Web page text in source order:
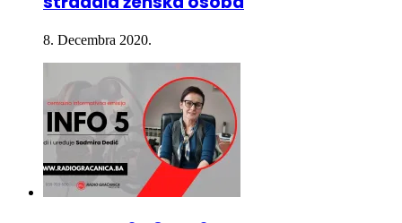
8. Decembra 2020.
INFO 5 – 06.08.2026.